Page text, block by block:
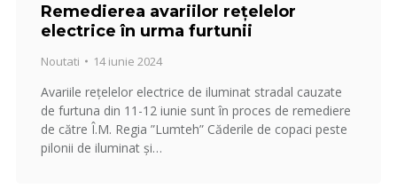
Remedierea avariilor rețelelor
electrice în urma furtunii
Noutati 14 iunie 2024
Avariile rețelelor electrice de iluminat stradal cauzate
de furtuna din 11-12 iunie sunt în proces de remediere
de către Î.M. Regia ”Lumteh” Căderile de copaci peste
pilonii de iluminat și…